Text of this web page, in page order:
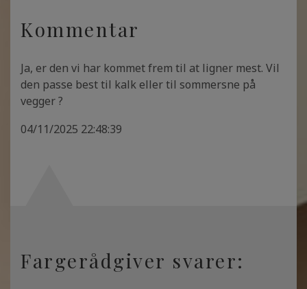
Kommentar
Ja, er den vi har kommet frem til at ligner mest. Vil
den passe best til kalk eller til sommersne på
vegger ?
04/11/2025 22:48:39
Fargerådgiver svarer: